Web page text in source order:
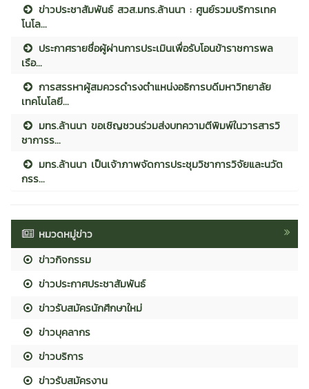
ข่าวประชาสัมพันธ์ สวส.มทร.ล้านนา : ศูนย์รวมบริการเทค
โนโล...
ประกาศรายชื่อผู้ผ่านการประเมินเพื่อรับโอนข้าราชการพล
เรือ...
การสรรหาผู้สมควรดำรงตำแหน่งอธิการบดีมหาวิทยาลัย
เทคโนโลยี...
มทร.ล้านนา ขอเชิญชวนร่วมส่งบทความตีพิมพ์ในวารสารวิ
ชาการร...
มทร.ล้านนา เป็นเจ้าภาพจัดการประชุมวิชาการวิจัยและนวัต
กรร...
หมวดหมู่ข่าว
ข่าวกิจกรรม
ข่าวประกาศประชาสัมพันธ์
ข่าวรับสมัครนักศึกษาใหม่
ข่าวบุคลากร
ข่าวบริการ
ข่าวรับสมัครงาน